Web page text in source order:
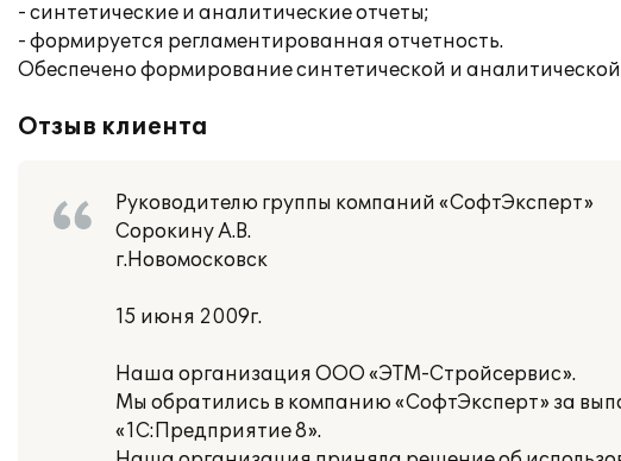
- синтетические и аналитические отчеты;
- формируется регламентированная отчетность.
Обеспечено формирование синтетической и аналитической
Отзыв клиента
Руководителю группы компаний «СофтЭксперт»
Сорокину А.В.
г.Новомосковск
15 июня 2009г.
Наша организация ООО «ЭТМ-Стройсервис».
Мы обратились в компанию «СофтЭксперт» за
«1С:Предприятие 8».